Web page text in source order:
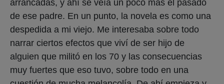
arrancadas, y ahí se veía un poco más el pasado
de ese padre. En un punto, la novela es como una
despedida a mi viejo. Me interesaba sobre todo
narrar ciertos efectos que viví de ser hijo de
alguien que militó en los 70 y las consecuencias
muy fuertes que eso tuvo, sobre todo en una